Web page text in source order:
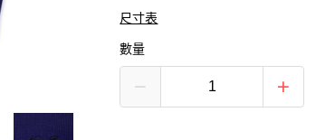
尺寸表
數量